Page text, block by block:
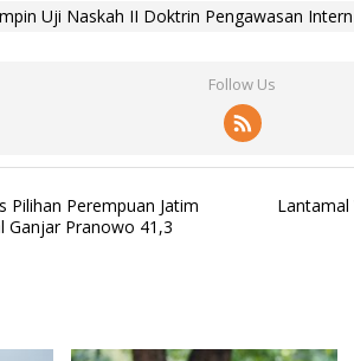
Uji Naskah II Doktrin Pengawasan Intern
Follow Us
Pilihan Perempuan Jatim
Ganjar Pranowo 41,3
Lantamal